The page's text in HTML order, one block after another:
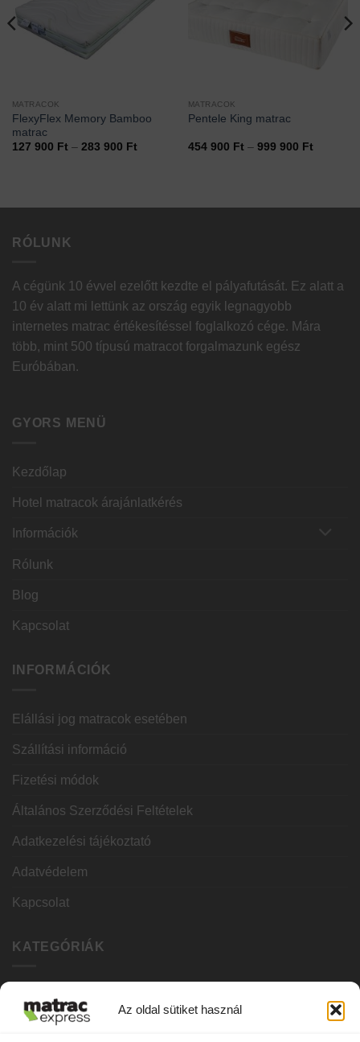
Az oldal sütiket használ
MATRACOK
FlexyFlex Memory Bamboo
matrac
127 900 Ft – 283 900 FtÁrtartomány:
MATRACOK
Pentele King matrac
454 900 Ft – 999 900 Ft
RÓLUNK
A cégünk 10 évvel ezelőtt kezdte el pályafutását. Ez alatt a
10 év alatt mi lettünk az ország egyik legnagyobb
internetes matrac értékesítéssel foglalkozó cége. Mára
több, mint 500 típusú matracot forgalmazunk egész
Euróbában.
GYORS MENÜ
Kezdőlap
Hotel matracok árajánlatkérés
Információk
Rólunk
Blog
Kapcsolat
INFORMÁCIÓK
Elállási jog matracok esetében
Szállítási információ
Fizetési módok
Általános Szerződési Feltételek
Adatkezelési tájékoztató
Adatvédelem
Kapcsolat
KATEGÓRIÁK
Hideghab matracok
Vákuum matracok